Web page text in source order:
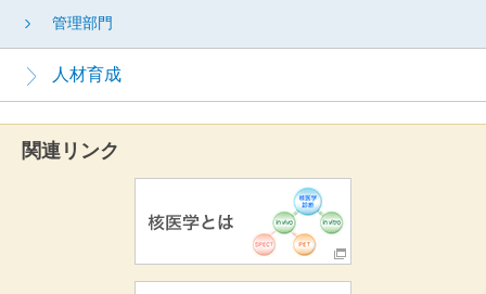
管理部門
人材育成
関連リンク